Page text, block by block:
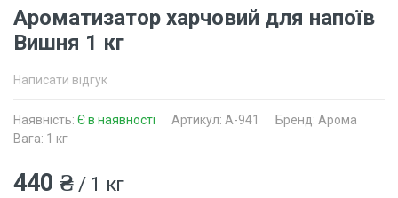
Ароматизатор харчовий для напоїв
Вишня 1 кг
Написати відгук
Наявність: Є в наявності Артикул: A-941
Бренд: Арома
Вага: 1 кг
440 ₴ / 1 кг